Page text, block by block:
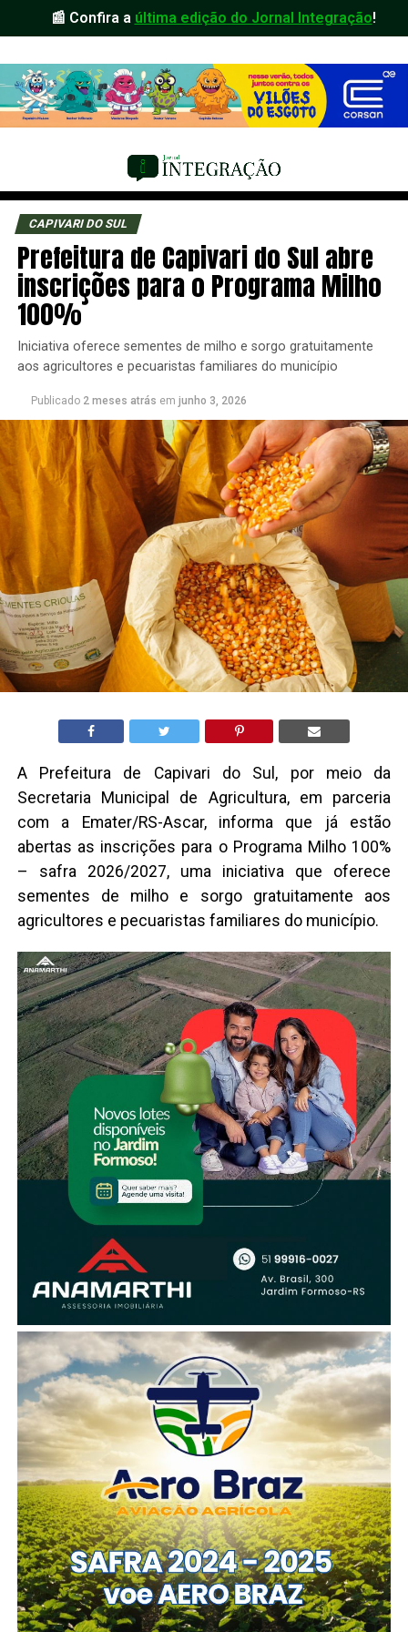
📰 Confira a última edição do Jornal Integração!
CAPIVARI DO SUL
Prefeitura de Capivari do Sul abre
inscrições para o Programa Milho
100%
Iniciativa oferece sementes de milho e sorgo gratuitamente
aos agricultores e pecuaristas familiares do município
Publicado 2 meses atrás em junho 3, 2026
A Prefeitura de Capivari do Sul, por meio da
Secretaria Municipal de Agricultura, em parceria
com a Emater/RS-Ascar, informa que já estão
abertas as inscrições para o Programa Milho 100%
– safra 2026/2027, uma iniciativa que oferece
sementes de milho e sorgo gratuitamente aos
agricultores e pecuaristas familiares do município.